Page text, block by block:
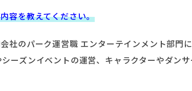
容を教えてください。
社のパーク運営職 エンターテインメント部門に
ーズンイベントの運営、キャラクターやダン